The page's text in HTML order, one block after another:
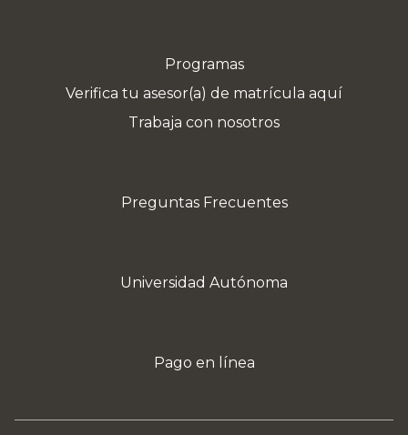
Programas
Verifica tu asesor(a) de matrícula aquí
Trabaja con nosotros
Preguntas Frecuentes
Universidad Autónoma
Pago en línea